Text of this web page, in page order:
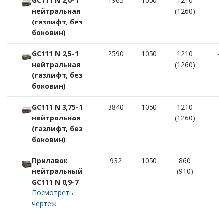
нейтральная
(газлифт, без
боковин)
(1260)
GC111 N 2,5-1
нейтральная
(газлифт, без
боковин)
2590 1050
1210
(1260)
GC111 N 3,75-1
нейтральная
(газлифт, без
боковин)
3840 1050
1210
(1260)
Прилавок
нейтральный
GC111 N 0,9-7
Посмотреть
чертеж
932 1050
860
(910)